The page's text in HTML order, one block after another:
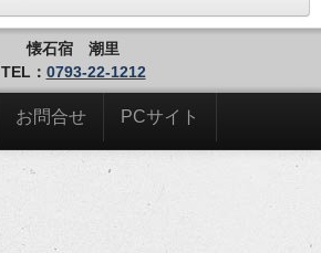
懐石宿 潮里
TEL： 0793-22-1212
お問合せ PCサイト